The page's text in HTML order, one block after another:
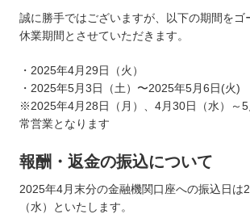
誠に勝手ではございますが、以下の期間をゴ
休業期間とさせていただきます。
・2025年4月29日（火）
・2025年5月3日（土）〜2025年5月6日(火)
※2025年4月28日（月）、4月30日（水）～5
常営業となります
報酬・返金の振込について
2025年4月末分の金融機関口座への振込日は
（水）といたします。